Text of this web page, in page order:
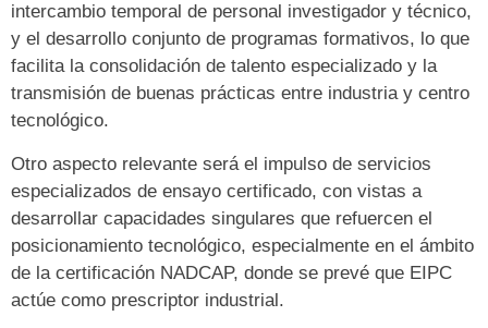
intercambio temporal de personal investigador y técnico,
y el desarrollo conjunto de programas formativos, lo que
facilita la consolidación de talento especializado y la
transmisión de buenas prácticas entre industria y centro
tecnológico.
Otro aspecto relevante será el impulso de servicios
especializados de ensayo certificado, con vistas a
desarrollar capacidades singulares que refuercen el
posicionamiento tecnológico, especialmente en el ámbito
de la certificación NADCAP, donde se prevé que EIPC
actúe como prescriptor industrial.